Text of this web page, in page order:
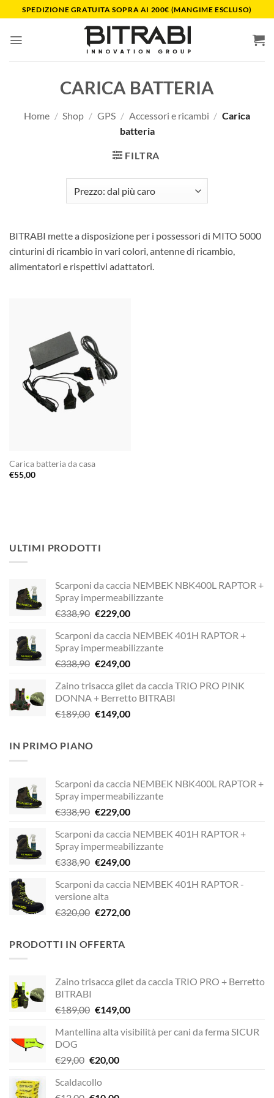
ai
contenuti
SPEDIZIONE GRATUITA SOPRA AI 200€ (MANGIME ESCLUSO)
CARICA BATTERIA
Home / Shop / GPS / Accessori e ricambi / Carica
batteria
FILTRA
BITRABI mette a disposizione per i possessori di MITO 5000
cinturini di ricambio in vari colori, antenne di ricambio,
alimentatori e rispettivi adattatori.
Carica batteria da casa
€55,00
ULTIMI PRODOTTI
Scarponi da caccia NEMBEK NBK400L RAPTOR +
Spray impermeabilizzante
€338,90 Il
originale
era:
€338,90.
€229,00Il
attuale
è:
€229,00.
Scarponi da caccia NEMBEK 401H RAPTOR +
Spray impermeabilizzante
€338,90 Il
originale
era:
€338,90.
€249,00Il
attuale
è:
€249,00.
Zaino trisacca gilet da caccia TRIO PRO PINK
DONNA + Berretto BITRABI
€189,00 Il
€149,00Il
IN PRIMO PIANO
Scarponi da caccia NEMBEK NBK400L RAPTOR +
Spray impermeabilizzante
€338,90 Il
originale
era:
€338,90.
€229,00Il
attuale
è:
€229,00.
Scarponi da caccia NEMBEK 401H RAPTOR +
Spray impermeabilizzante
€338,90 Il
originale
era:
€338,90.
€249,00Il
attuale
€249,00.
Scarponi da caccia NEMBEK 401H RAPTOR -
versione alta
€320,00 Il
era:
€272,00Il
PRODOTTI IN OFFERTA
Zaino trisacca gilet da caccia TRIO PRO + Berretto
BITRABI
€189,00 Il
originale
€189,00.
€149,00Il
attuale
Mantellina alta visibilità per cani da ferma SICUR
DOG
€29,00 Il
originale
€20,00Il
Scaldacollo